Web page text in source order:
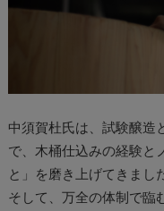
中須賀杜氏は、試験醸造
で、木桶仕込みの経験と
と」を磨き上げてきまし
そして、万全の体制で臨